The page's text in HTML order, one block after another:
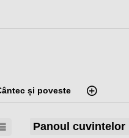
și poveste
Panoul cuvintelor